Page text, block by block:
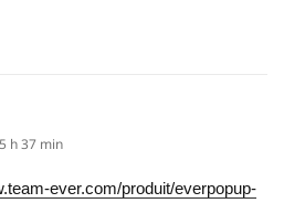
h 37 min
ever.com/produit/everpopup-